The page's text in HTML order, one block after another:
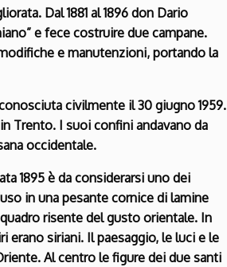
Dal 1881 al 1896 don Dario
e fece costruire due campane.
e manutenzioni, portando la
civilmente il 30 giugno 1959.
Trento. I suoi confini andavano da
occidentale.
1895 è da considerarsi uno dei
in una pesante cornice di lamine
risente del gusto orientale. In
erano siriani. Il paesaggio, le luci e le
Al centro le figure dei due santi